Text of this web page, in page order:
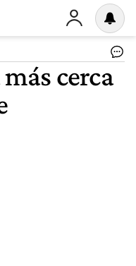
cerca